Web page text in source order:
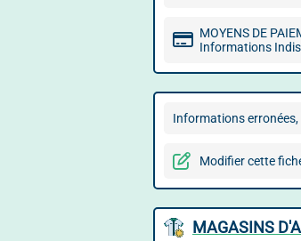
MOYENS DE
Informations
Informations
Modifier cette
MAGASINS